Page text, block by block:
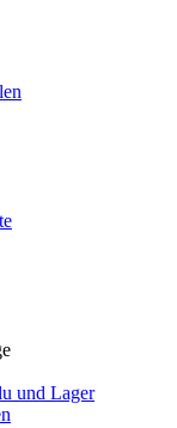
und Lager